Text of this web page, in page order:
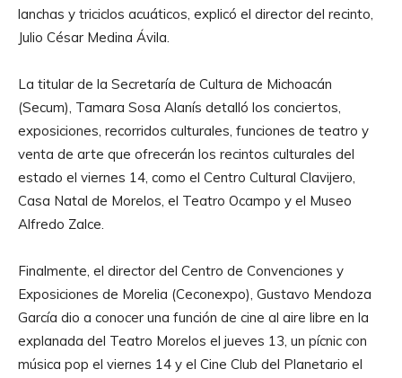
lanchas y triciclos acuáticos, explicó el director del recinto,
Julio César Medina Ávila.
La titular de la Secretaría de Cultura de Michoacán
(Secum), Tamara Sosa Alanís detalló los conciertos,
exposiciones, recorridos culturales, funciones de teatro y
venta de arte que ofrecerán los recintos culturales del
estado el viernes 14, como el Centro Cultural Clavijero,
Casa Natal de Morelos, el Teatro Ocampo y el Museo
Alfredo Zalce.
Finalmente, el director del Centro de Convenciones y
Exposiciones de Morelia (Ceconexpo), Gustavo Mendoza
García dio a conocer una función de cine al aire libre en la
explanada del Teatro Morelos el jueves 13, un pícnic con
música pop el viernes 14 y el Cine Club del Planetario el